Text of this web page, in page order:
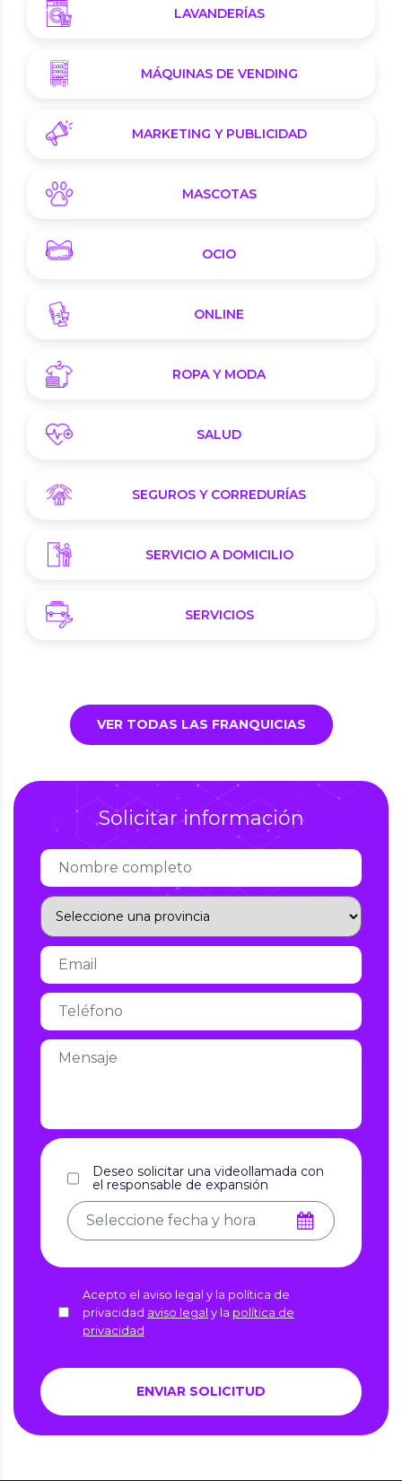
LAVANDERÍAS
MÁQUINAS DE VENDING
MARKETING Y PUBLICIDAD
MASCOTAS
OCIO
ONLINE
ROPA Y MODA
SALUD
SEGUROS Y CORREDURÍAS
SERVICIO A DOMICILIO
SERVICIOS
VER TODAS LAS FRANQUICIAS
Solicitar información
Deseo solicitar una videollamada con
el responsable de expansión
Acepto el aviso legal y la política de
privacidad aviso legal y la política de
privacidad